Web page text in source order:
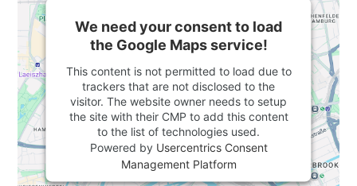
We need your consent to load
the Google Maps service!
This content is not permitted to load due to
trackers that are not disclosed to the
visitor. The website owner needs to setup
the site with their CMP to add this content
to the list of technologies used.
Powered by Usercentrics Consent
Management Platform